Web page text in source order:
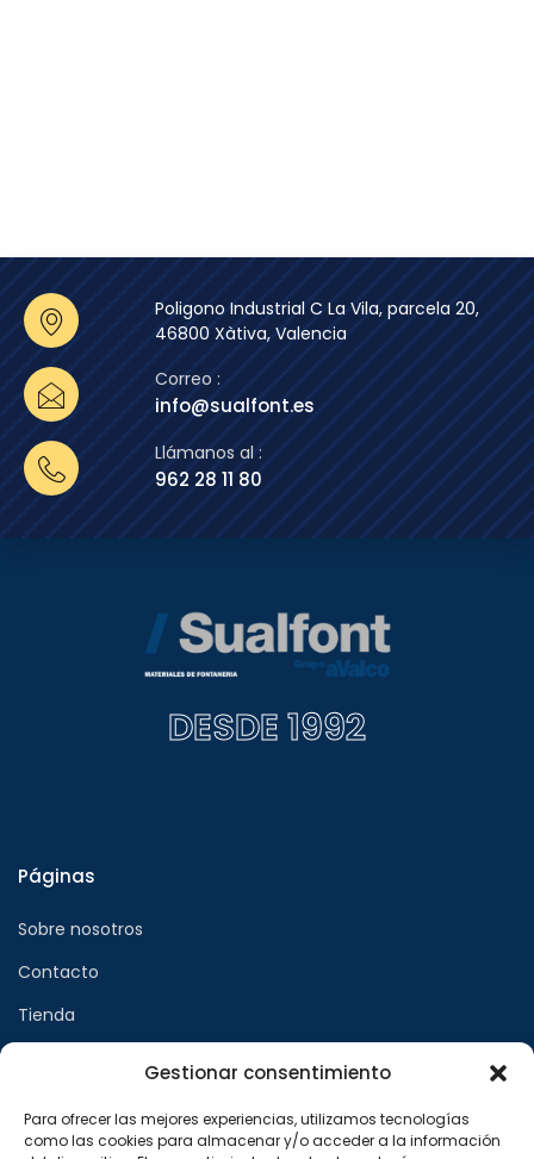
Gestionar consentimiento
Para ofrecer las mejores experiencias, utilizamos tecnologías
como las cookies para almacenar y/o acceder a la información
Poligono Industrial C La Vila, parcela 20,
46800 Xàtiva, Valencia
Correo :
info@sualfont.es
Llámanos al :
962 28 11 80
DESDE 1992
Páginas
Sobre nosotros
Contacto
Tienda
Aviso legal